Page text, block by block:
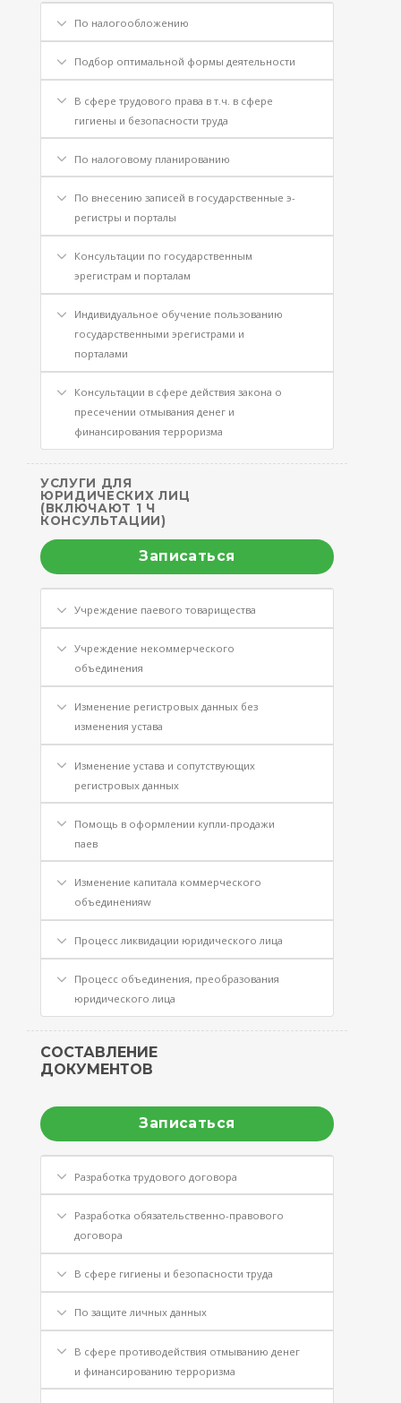
По налогообложению
Подбор оптимальной формы деятельности
В сфере трудового права в т.ч. в сфере
гигиены и безопасности труда
По налоговому планированию
По внесению записей в государственные э-
регистры и порталы
Консультации по государственным
эрегистрам и порталам
Индивидуальное обучение пользованию
государственными эрегистрами и
порталами
Консультации в сфере действия закона о
пресечении отмывания денег и
финансирования терроризма
УСЛУГИ ДЛЯ
ЮРИДИЧЕСКИХ ЛИЦ
(ВКЛЮЧАЮТ 1 Ч
КОНСУЛЬТАЦИИ)
Записаться
Учреждение паевого товарищества
Учреждение некоммерческого
объединения
Изменение регистровых данных без
изменения устава
Изменение устава и сопутствующих
регистровых данных
Помощь в оформлении купли-продажи
паев
Изменение капитала коммерческого
объединенияw
Процесс ликвидации юридического лица
Процесс объединения, преобразования
юридического лица
СОСТАВЛЕНИЕ
ДОКУМЕНТОВ
Записаться
Разработка трудового договора
Разработка обязательственно-правового
договора
В сфере гигиены и безопасности труда
По защите личных данных
В сфере противодействия отмыванию денег
и финансированию терроризма